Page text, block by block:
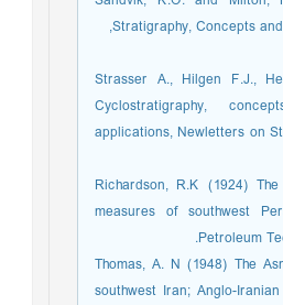
Stratigraphy, Concepts
[37] Strasser A., Hilgen F.J.,
Cyclostratigraphy,
applications, Newletters on
[38] Richardson, R.K (1924)
measures of southwest
Petroleum
[39] Thomas, A. N (1948) The
southwest Iran; Anglo-